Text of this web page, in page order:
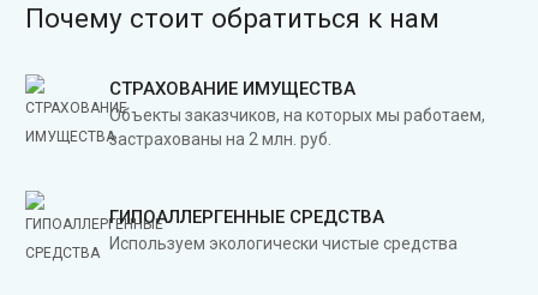
Почему стоит обратиться к нам
СТРАХОВАНИЕ ИМУЩЕСТВА
Объекты заказчиков, на которых мы работаем,
застрахованы на 2 млн. руб.
ГИПОАЛЛЕРГЕННЫЕ СРЕДСТВА
Используем экологически чистые средства